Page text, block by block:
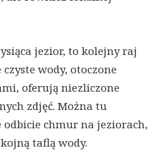
jezior, to kolejny raj
wody, otoczone
oferują niezliczone
zdjęć. Można tu
chmur na jeziorach,
taflą wody.